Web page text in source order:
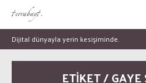
Dijital dünyayla yerin kesişiminde.
ETİKET /